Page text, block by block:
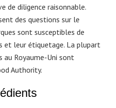
de diligence raisonnable.
des questions sur le
sont susceptibles de
et leur étiquetage. La plupart
Royaume-Uni sont
Authority.